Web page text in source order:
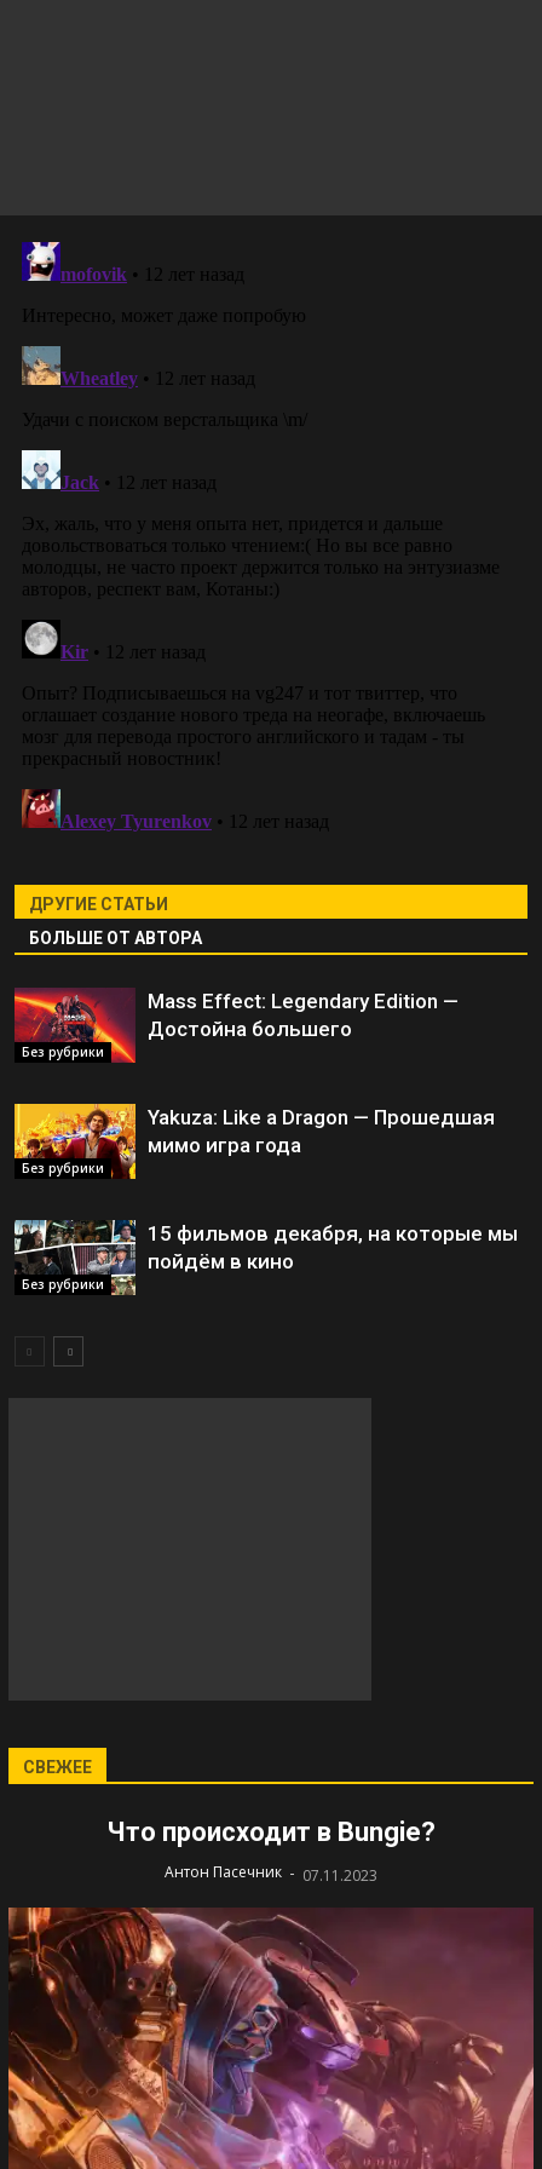
ДРУГИЕ СТАТЬИ
БОЛЬШЕ ОТ АВТОРА
Без рубрики
Mass Effect: Legendary Edition —
Достойна большего
Без рубрики
Yakuza: Like a Dragon — Прошедшая
мимо игра года
Без рубрики
15 фильмов декабря, на которые мы
пойдём в кино
СВЕЖЕЕ
Что происходит в Bungie?
Антон Пасечник - 07.11.2023